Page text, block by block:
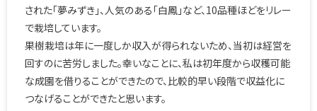
された「夢みずき」、人気のある「白鳳」など、10品種ほどをリレー
で栽培しています。
果樹栽培は年に一度しか収入が得られないため、当初は経営を
回すのに苦労しました。幸いなことに、私は初年度から収穫可能
な成園を借りることができたので、比較的早い段階で収益化に
つなげることができたと思います。